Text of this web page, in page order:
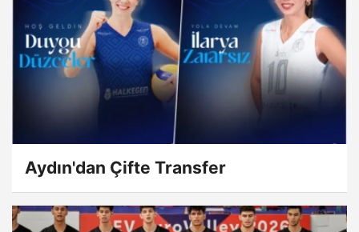
Aydın'dan Çifte Transfer